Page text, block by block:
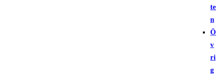
te
n
Ö
v
ri
g